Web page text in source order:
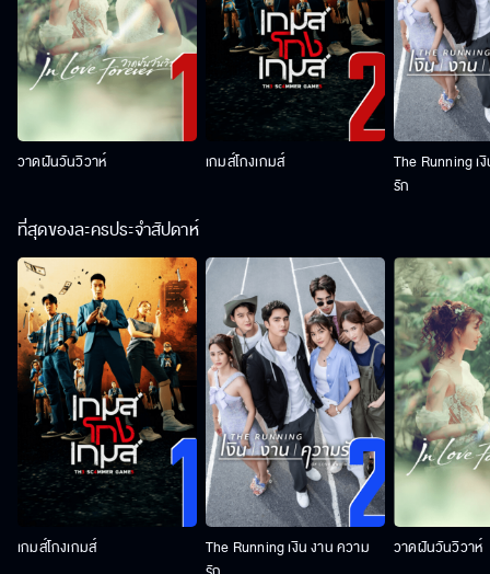
วาดฝันวันวิวาห์ เกมส์โกงเกมส์
The Running เ
รัก
ที่สุดของละครประจำสัปดาห์
เกมส์โกงเกมส์
The Running เงิน งาน ความ
วาดฝันวันวิวาห์